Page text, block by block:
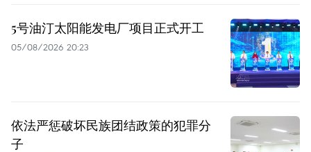
5号油汀太阳能发电厂项目正式开工
05/08/2026 20:23
依法严惩破坏民族团结政策的犯罪分
子